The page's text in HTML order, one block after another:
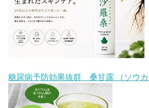
糖尿病予防効果抜群 桑甘露 （ソウカ